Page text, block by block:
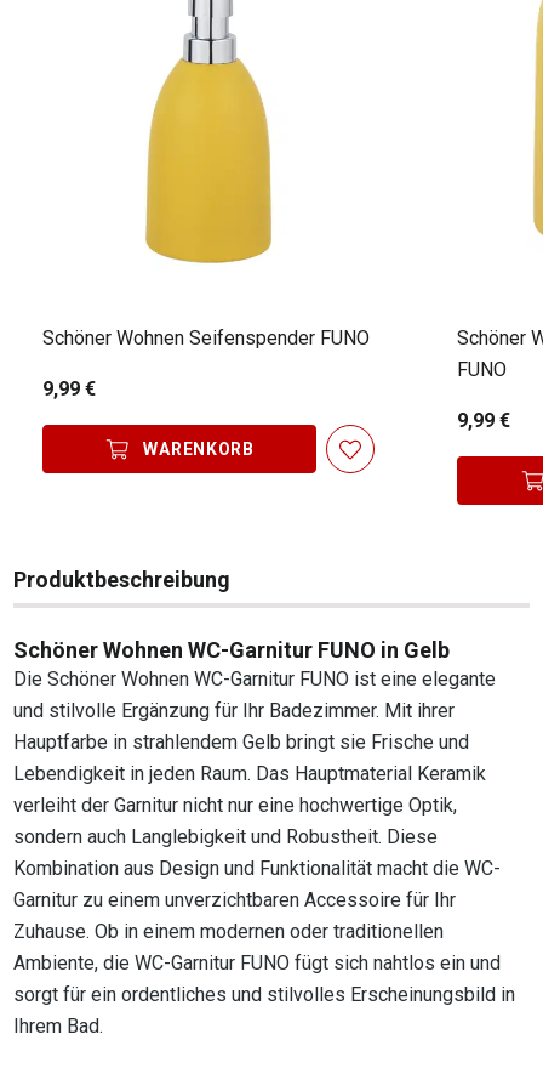
Schöner Wohnen Seifenspender FUNO
9,99 €
WARENKORB
Schöner
FUNO
9,99 €
Produktbeschreibung
Schöner Wohnen WC-Garnitur FUNO in Gelb
Die Schöner Wohnen WC-Garnitur FUNO ist eine elegante
und stilvolle Ergänzung für Ihr Badezimmer. Mit ihrer
Hauptfarbe in strahlendem Gelb bringt sie Frische und
Lebendigkeit in jeden Raum. Das Hauptmaterial Keramik
verleiht der Garnitur nicht nur eine hochwertige Optik,
sondern auch Langlebigkeit und Robustheit. Diese
Kombination aus Design und Funktionalität macht die WC-
Garnitur zu einem unverzichtbaren Accessoire für Ihr
Zuhause. Ob in einem modernen oder traditionellen
Ambiente, die WC-Garnitur FUNO fügt sich nahtlos ein und
sorgt für ein ordentliches und stilvolles Erscheinungsbild in
Ihrem Bad.